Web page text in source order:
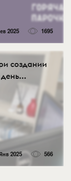
2025 1695
создании
2025 566